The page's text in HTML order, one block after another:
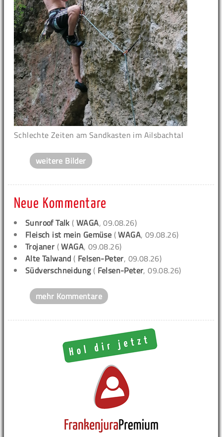
Schlechte Zeiten am Sandkasten im Ailsbachtal
weitere Bilder
Neue Kommentare
Sunroof Talk (WAGA, 09.08.26)
Fleisch ist mein Gemüse (WAGA, 09.08.26)
Trojaner (WAGA, 09.08.26)
Alte Talwand ( Felsen-Peter, 09.08.26)
Südverschneidung( Felsen-Peter, 09.08.26)
mehr Kommentare